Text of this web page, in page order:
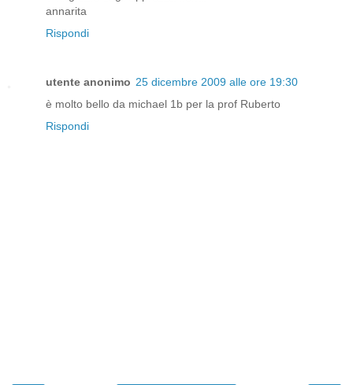
annarita
Rispondi
utente anonimo 25 dicembre 2009 alle ore 19:30
è molto bello da michael 1b per la prof Ruberto
Rispondi